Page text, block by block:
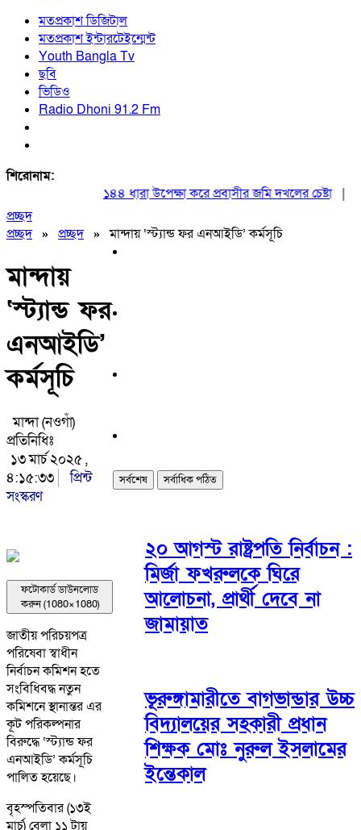
মতপ্রকাশ ডিজিটাল
মতপ্রকাশ ইন্টারটেইন্মেন্ট
Youth Bangla Tv
ছবি
ভিডিও
Radio Dhoni 91.2 Fm
শিরোনাম:
১৪৪ ধারা উপেক্ষা করে প্রবাসীর জমি দখলের চেষ্টা| ২০
প্রচ্ছদ
প্রচ্ছদ» প্রচ্ছদ»মান্দায় ‘স্ট্যান্ড ফর এনআইডি’ কর্মসূচি
মান্দায়
‘স্ট্যান্ড ফর
এনআইডি’
কর্মসূচি
মান্দা (নওগাঁ)
প্রতিনিধিঃ
১৩ মার্চ ২০২৫ ,
৪:১৫:৩৩
প্রিন্ট
সংস্করণ
ফটোকার্ড ডাউনলোড
করুন (1080×1080)
জাতীয় পরিচয়পত্র
পরিষেবা স্বাধীন
নির্বাচন কমিশন হতে
সংবিধিবদ্ধ নতুন
কমিশনে স্থানান্তর এর
কূট পরিকল্পনার
বিরুদ্ধে ‘স্ট্যান্ড ফর
এনআইডি’ কর্মসূচি
পালিত হয়েছে।
বৃহস্পতিবার (১৩ই
মার্চ) বেলা ১১ টায়
সর্বশেষ সর্বাধিক পঠিত
২০ আগস্ট রাষ্ট্রপতি নির্বাচন :
মির্জা ফখরুলকে ঘিরে
আলোচনা, প্রার্থী দেবে না
জামায়াত
ভূরুঙ্গামারীতে বাগভান্ডার উচ্চ
বিদ্যালয়ের সহকারী প্রধান
শিক্ষক মোঃ নুরুল ইসলামের
ইন্তেকাল